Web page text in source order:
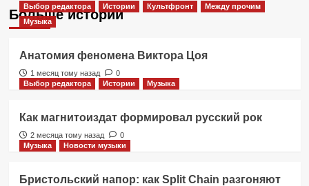
Больше историй
Выбор редактора Истории Культфронт
Между прочим
Музыка
Анатомия феномена Виктора Цоя
1 месяц тому назад
0
Выбор редактора
Истории Музыка
Как магнитоиздат формировал русский рок
2 месяца тому назад
0
Музыка
Новости музыки
Бристольский напор: как Split Chain разгоняют